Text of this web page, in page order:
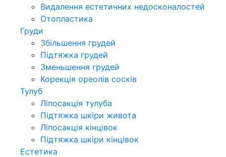
Видалення естетичних недосконалостей
Отопластика
Груди
Збільшення грудей
Підтяжка грудей
Зменьшення грудей
Корекція ореолів сосків
Тулуб
Ліпосакція тулуба
Підтяжка шкіри живота
Ліпосакція кінцівок
Підтяжка шкіри кінцівок
Естетика